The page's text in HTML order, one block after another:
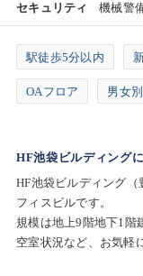
セキュリティ 機械警
駅徒歩5分以内
OAフロア 男女
HF池袋ビルディング
HF池袋ビルディング
フィスビルです。
規模は地上9階地下1階
空室状況など、お気軽